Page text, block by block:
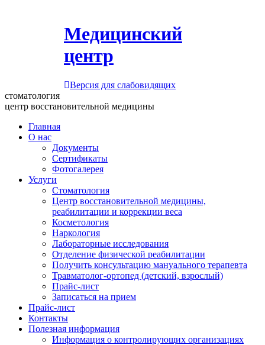
Медицинский
центр
Версия для слабовидящих
стоматология
центр восстановительной медицины
Главная
О нас
Документы
Сертификаты
Фотогалерея
Услуги
Стоматология
Центр восстановительной медицины,
реабилитации и коррекции веса
Косметология
Наркология
Лабораторные исследования
Отделение физической реабилитации
Получить консультацию мануального терапевта
Травматолог-ортопед (детский, взрослый)
Прайс-лист
Записаться на прием
Прайс-лист
Контакты
Полезная информация
Информация о контролирующих организациях